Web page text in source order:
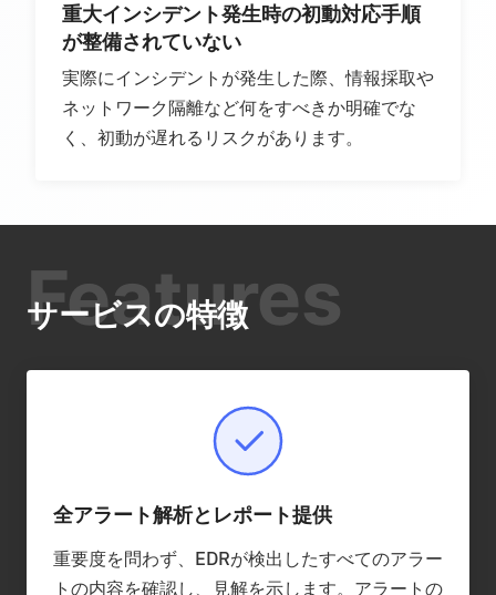
重大インシデント発生時の初動対応手順
が整備されていない
実際にインシデントが発生した際、情報採取や
ネットワーク隔離など何をすべきか明確でな
く、初動が遅れるリスクがあります。
サービスの特徴
Features
全アラート解析とレポート提供
重要度を問わず、EDRが検出したすべてのアラー
トの内容を確認し、見解を示します。アラートの